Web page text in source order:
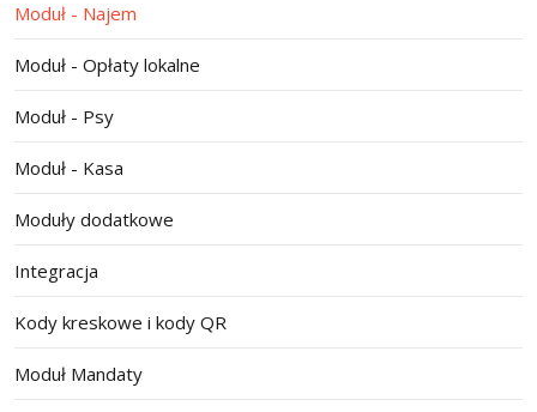
Moduł - Najem
Moduł - Opłaty lokalne
Moduł - Psy
Moduł - Kasa
Moduły dodatkowe
Integracja
Kody kreskowe i kody QR
Moduł Mandaty